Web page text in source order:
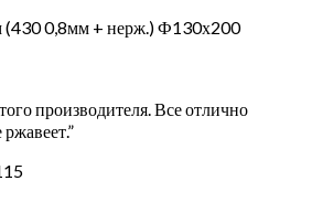
(430 0,8мм + нерж.) Ф130х200
производителя. Все отлично